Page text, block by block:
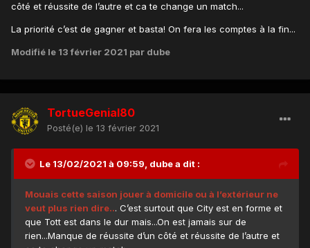
côté et réussite de l’autre et ca te change un match...
La priorité c’est de gagner et basta! On fera les comptes à la fin...
Modifié le 13 février 2021 par dube
TortueGenial80
Posté(e) le 13 février 2021
Le 13/02/2021 à 09:59, dubea dit :
Mouais cette saison jouer à domicile ou à l’extérieur ne
veut plus rien dire... C’est surtout que City est en forme et
que Tott est dans le dur mais...On est jamais sur de
rien...Manque de réussite d’un côté et réussite de l’autre et